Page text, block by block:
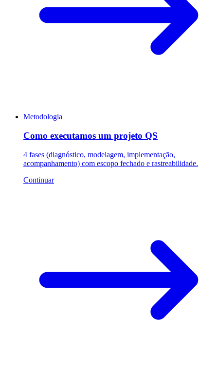
Metodologia
Como executamos um projeto QS
4 fases (diagnóstico, modelagem, implementação,
acompanhamento) com escopo fechado e rastreabilidade.
Continuar